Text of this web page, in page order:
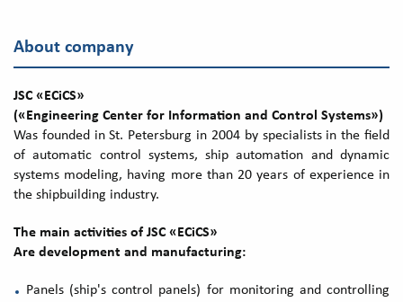
About company
JSC «ECiCS»
(«Engineering Center for Information and Control Systems»)
Was founded in St. Petersburg in 2004 by specialists in the field
of automatic control systems, ship automation and dynamic
systems modeling, having more than 20 years of experience in
the shipbuilding industry.
The main activities ofJSC «ECiCS»
Are development and manufacturing:
Panels (ship's control panels) for monitoring and controlling